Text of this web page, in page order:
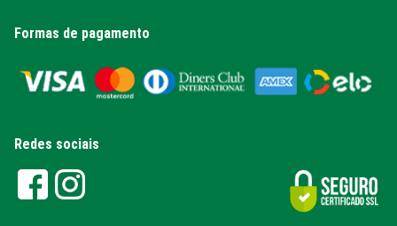
Formas de pagamento
Redes sociais